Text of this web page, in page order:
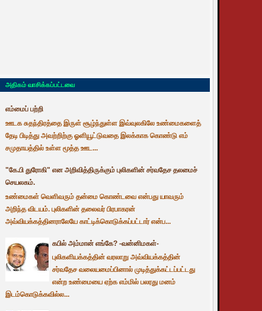
அதிகம் வாசிக்கப்பட்டவை
எம்மைப் பற்றி
ஊடக சுதந்திரத்தை இருள் சூழ்ந்துள்ள இவ்வுலகிலே உண்மைகளைத்
தேடி பிடித்து அவற்றிற்கு ஓளியூட்டுவதை இலக்காக கொண்டு எம்
சமுதாயத்தில் உள்ள மூத்த ஊட...
"கே.பி துரோகி" என அறிவித்திருக்கும் புலிகளின் சர்வதேச தலமைச்
செயலகம்.
உண்மைகள் வெளிவரும் தன்மை கொண்டவை என்பது யாவரும்
அறிந்த விடயம். புலிகளின் தலைவர் பிரபாகரன்
அவ்வியக்கத்தினராலேயே காட்டிக்கொடுக்கப்பட்டார் என்ப...
கபில் அம்மான் எங்கே? -வன்னிமகள்-
புலிகளியக்கத்தின் வரலாறு அவ்வியக்கத்தின்
சர்வதேச வலையமைப்பினால் முடித்துக்கட்டப்பட்டது
என்ற உண்மையை ஏற்க எம்மில் பலரது மனம்
இடம்கொடுக்கவில்ல...